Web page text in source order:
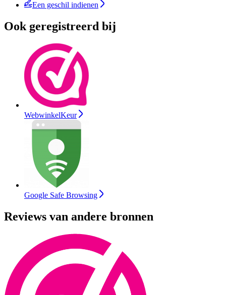
Een geschil indienen
Ook geregistreerd bij
WebwinkelKeur
Google Safe Browsing
Reviews van andere bronnen